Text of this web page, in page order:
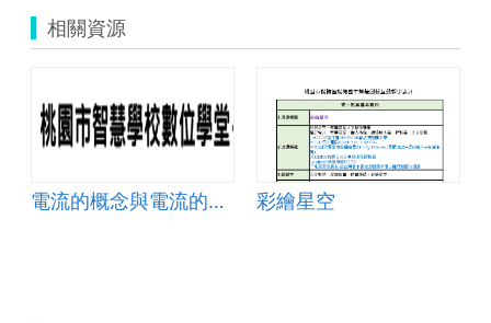
相關資源
電流的概念與電流的測量 彩繪星空